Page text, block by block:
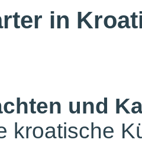
in
und
kroatische